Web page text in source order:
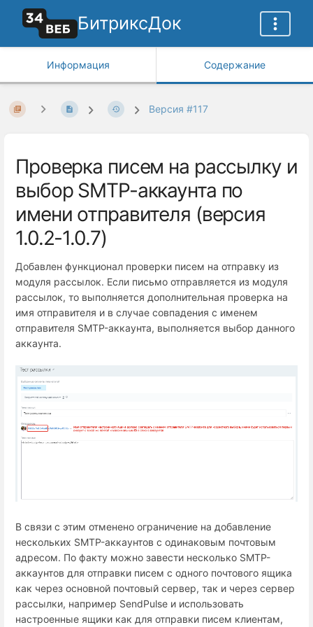
БитриксДок
Информация Содержание
Версия #117
Проверка писем на рассылку и
выбор SMTP-аккаунта по
имени отправителя (версия
1.0.2-1.0.7)
Добавлен функционал проверки писем на отправку из
модуля рассылок. Если письмо отправляется из модуля
рассылок, то выполняется дополнительная проверка на
имя отправителя и в случае совпадения с именем
отправителя SMTP-аккаунта, выполняется выбор данного
аккаунта.
В связи с этим отменено ограничение на добавление
нескольких SMTP-аккаунтов с одинаковым почтовым
адресом. По факту можно завести несколько SMTP-
аккаунтов для отправки писем с одного почтового ящика
как через основной почтовый сервер, так и через сервер
рассылки, например SendPulse и использовать
настроенные ящики как для отправки писем клиентам,